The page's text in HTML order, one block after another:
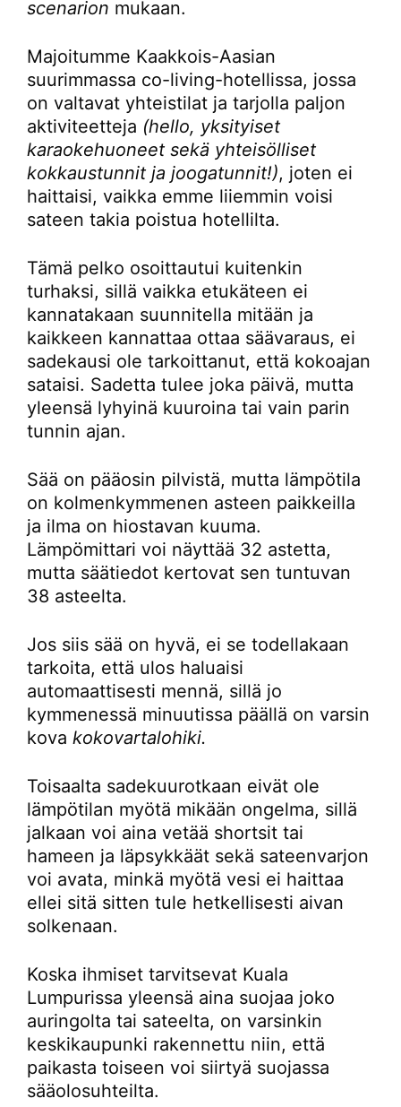
scenarion mukaan.
Majoitumme Kaakkois-Aasian
suurimmassa co-living-hotellissa, jossa
on valtavat yhteistilat ja tarjolla paljon
aktiviteetteja (hello, yksityiset
karaokehuoneet sekä yhteisölliset
kokkaustunnit ja joogatunnit!), joten ei
haittaisi, vaikka emme liiemmin voisi
sateen takia poistua hotellilta.
Tämä pelko osoittautui kuitenkin
turhaksi, sillä vaikka etukäteen ei
kannatakaan suunnitella mitään ja
kaikkeen kannattaa ottaa säävaraus, ei
sadekausi ole tarkoittanut, että kokoajan
sataisi. Sadetta tulee joka päivä, mutta
yleensä lyhyinä kuuroina tai vain parin
tunnin ajan.
Sää on pääosin pilvistä, mutta lämpötila
on kolmenkymmenen asteen paikkeilla
ja ilma on hiostavan kuuma.
Lämpömittari voi näyttää 32 astetta,
mutta säätiedot kertovat sen tuntuvan
38 asteelta.
Jos siis sää on hyvä, ei se todellakaan
tarkoita, että ulos haluaisi
automaattisesti mennä, sillä jo
kymmenessä minuutissa päällä on varsin
kova kokovartalohiki.
Toisaalta sadekuurotkaan eivät ole
lämpötilan myötä mikään ongelma, sillä
jalkaan voi aina vetää shortsit tai
hameen ja läpsykkäät sekä sateenvarjon
voi avata, minkä myötä vesi ei haittaa
ellei sitä sitten tule hetkellisesti aivan
solkenaan.
Koska ihmiset tarvitsevat Kuala
Lumpurissa yleensä aina suojaa joko
auringolta tai sateelta, on varsinkin
keskikaupunki rakennettu niin, että
paikasta toiseen voi siirtyä suojassa
sääolosuhteilta.